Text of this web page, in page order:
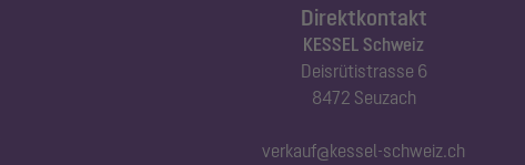
Direktkontakt
KESSEL Schweiz
Deisrütistrasse 6
8472 Seuzach
verkauf@kessel-schweiz.ch